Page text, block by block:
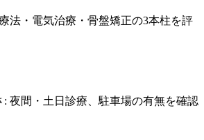
法・電気治療・骨盤矯正の3本柱を評
: 夜間・土日診療、駐車場の有無を確認